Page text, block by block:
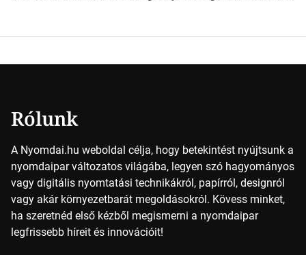
Rólunk
A Nyomdai.hu weboldal célja, hogy betekintést nyújtsunk a
nyomdaipar változatos világába, legyen szó hagyományos
vagy digitális nyomtatási technikákról, papírról, designról
vagy akár környezetbarát megoldásokról. Kövess minket,
ha szeretnéd első kézből megismerni a nyomdaipar
legfrissebb híreit és innovációit!